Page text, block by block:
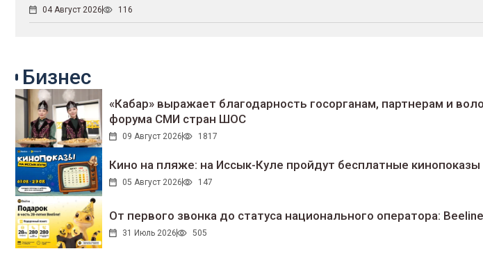
04 Август 2026 116
Бизнес
«Кабар» выражает благодарность госорганам, партнерам и
форума СМИ стран ШОС
09 Август 2026 1817
Кино на пляже: на Иссык-Куле пройдут беcплатные кинопоказы
05 Август 2026 147
От первого звонка до статуса национального оператора:
31 Июль 2026 505